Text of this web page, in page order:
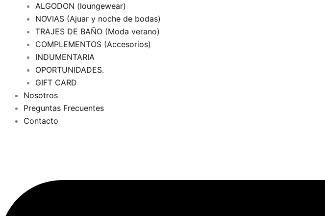
ALGODON (loungewear)
NOVIAS (Ajuar y noche de bodas)
TRAJES DE BAÑO (Moda verano)
COMPLEMENTOS (Accesorios)
INDUMENTARIA
OPORTUNIDADES.
GIFT CARD
Nosotros
Preguntas Frecuentes
Contacto